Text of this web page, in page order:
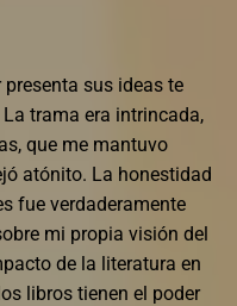
sus ideas te
trama era intrincada,
que me mantuvo
atónito. La honestidad
fue verdaderamente
mi propia visión del
de la literatura en
libros tienen el poder